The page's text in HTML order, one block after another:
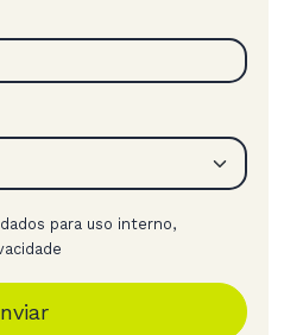
para uso interno,